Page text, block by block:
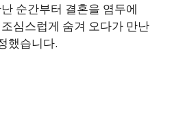
순간부터 결혼을 염두에
심스럽게 숨겨 오다가 만난
했습니다.